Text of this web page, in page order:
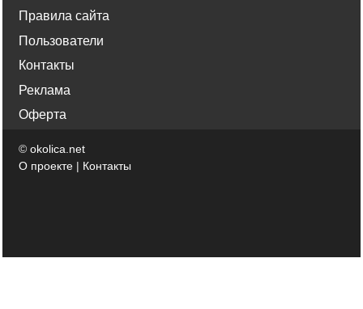
Правила сайта
Пользователи
Контакты
Реклама
Оферта
© okolica.net
О проекте | Контакты